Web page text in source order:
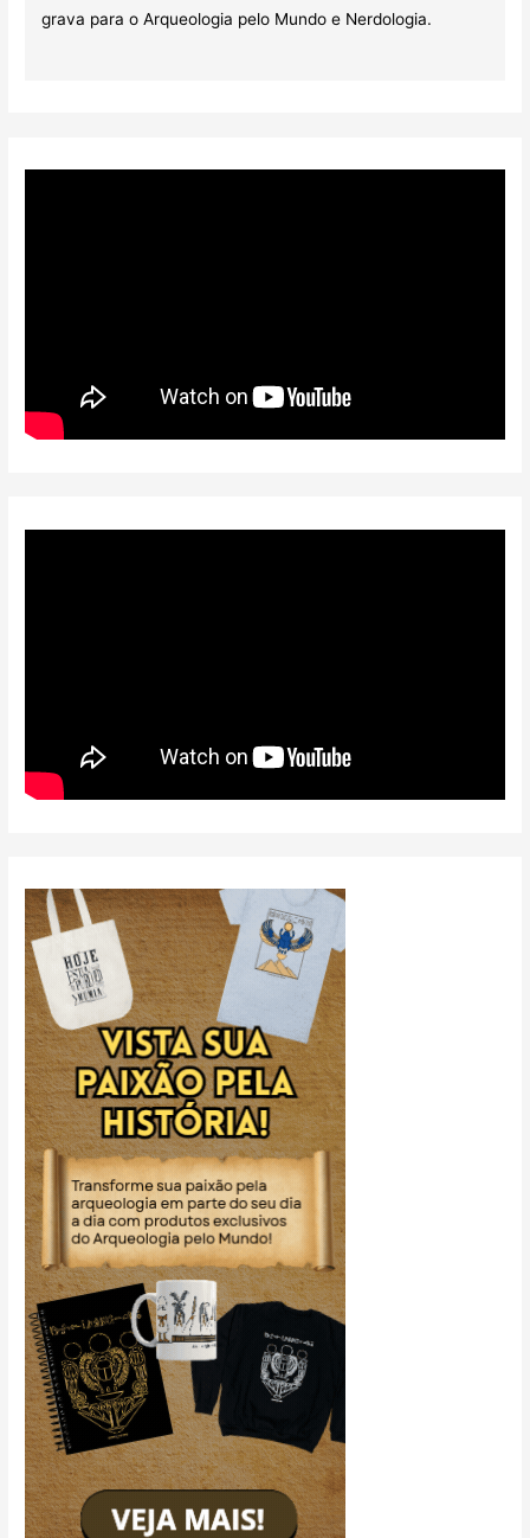
grava para o Arqueologia pelo Mundo e Nerdologia.